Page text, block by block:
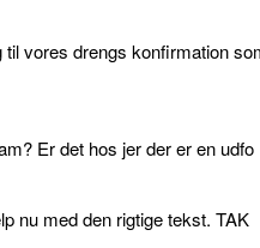
vores drengs konfirmation
Er det hos jer der er en udfo
nu med den rigtige tekst. TAK